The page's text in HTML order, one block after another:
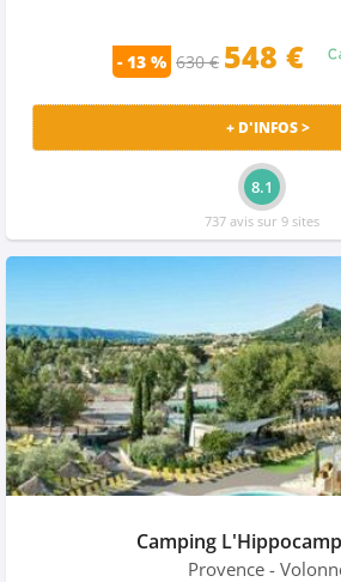
- 13 % 630 € 548 €
+ D'INFOS >
8.1
737 avis sur 9 sites
Camping
Provence -